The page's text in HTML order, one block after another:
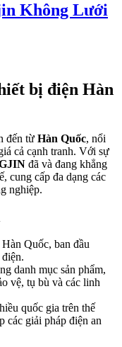
Không Lưới
bị điện Hàn
đến từ Hàn Quốc, nổi
cả cạnh tranh. Với sự
đã và đang khẳng
cung cấp đa dạng các
nghiệp.
Quốc, ban đầu
danh mục sản phẩm,
vệ, tụ bù và các linh
quốc gia trên thế
các giải pháp điện an